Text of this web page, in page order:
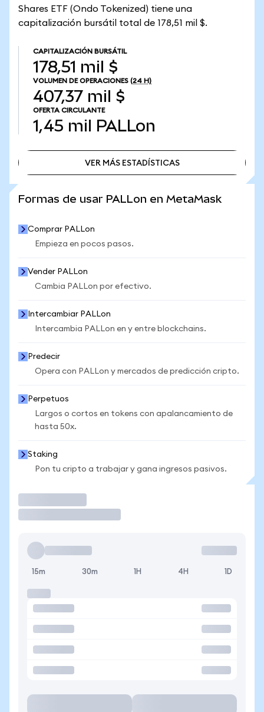
Shares ETF (Ondo Tokenized) tiene una
capitalización bursátil total de 178,51 mil $.
CAPITALIZACIÓN BURSÁTIL
178,51 mil $
VOLUMEN DE OPERACIONES (24 H)
407,37 mil $
OFERTA CIRCULANTE
1,45 mil PALLon
VER MÁS ESTADÍSTICAS
Formas de usar PALLon en MetaMask
Comprar PALLon
Empieza en pocos pasos.
Vender PALLon
Cambia PALLon por efectivo.
Intercambiar PALLon
Intercambia PALLon en y entre blockchains.
Predecir
Opera con PALLon y mercados de predicción cripto.
Perpetuos
Largos o cortos en tokens con apalancamiento de
hasta 50x.
Staking
Pon tu cripto a trabajar y gana ingresos pasivos.
15m 30m 1H 4H 1D